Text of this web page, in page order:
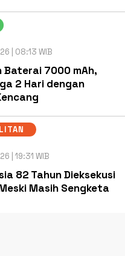
| 08:13 WIB
Baterai 7000 mAh,
2 Hari dengan
| 19:31 WIB
82 Tahun Dieksekusi
Masih Sengketa